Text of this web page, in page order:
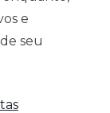
e
seu